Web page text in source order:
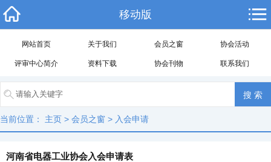
移动版
网站首页 关于我们 会员之窗 协会活动
评审中心简介 资料下载 协会刊物 联系我们
当前位置： 主页 > 会员之窗 > 入会申请
河南省电器工业协会入会申请表